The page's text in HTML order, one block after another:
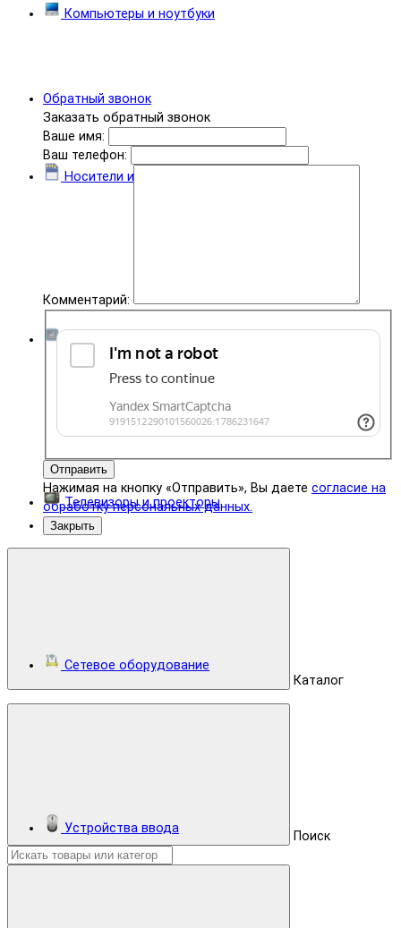
Обратный звонок
Заказать обратный звонок
Ваше имя:
Ваш телефон:
Комментарий:
Отправить
Нажимая на кнопку «Отправить», Вы даете согласие на
обработку персональных данных.
Закрыть
Каталог
Поиск
Компьютеры и ноутбуки
Носители информации
Комплектующие
Телевизоры и проекторы
Сетевое оборудование
Устройства ввода